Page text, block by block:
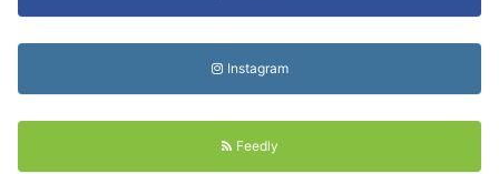
Instagram
Feedly